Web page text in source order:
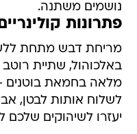
נושמים משתנה.
פתרונות
מריחת דבש מתחת
באלכוהול, שתיית
מלאה בחמאת בוטנים -
לשלוח אותות לבטן,
יעזרו לשיהוקים שלכם